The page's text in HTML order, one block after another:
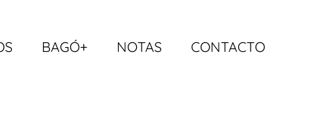
BAGÓ+ NOTAS CONTACTO